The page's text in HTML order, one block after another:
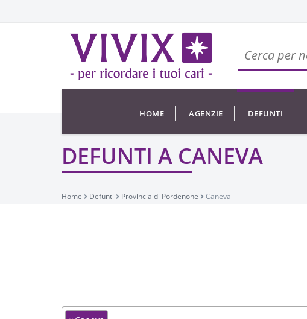
HOME AGENZIE DEFUNTI
DEFUNTI A CANEVA
Home Defunti Provincia di Pordenone Caneva